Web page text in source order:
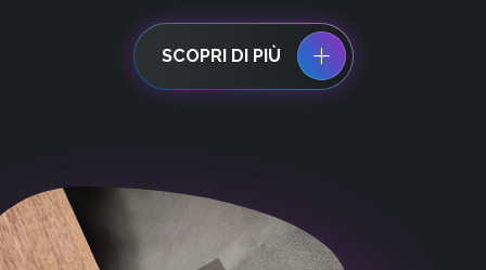
SCOPRI DI PIÙ